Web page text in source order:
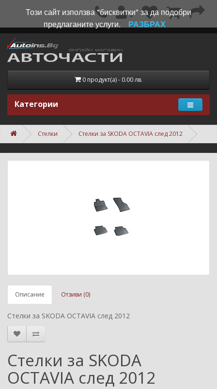
0 продукт(а) - 0.00 лв.
Категории
Стелки Стелки за SKODA OCTAVIA след 2012
Описание Отзиви (0)
Стелки за SKODA OCTAVIA след 2012
Стелки за SKODA
OCTAVIA след 2012
Този сайт използва "бисквитки" за да подобри
предлаганите услуги.
РАЗБРАХ